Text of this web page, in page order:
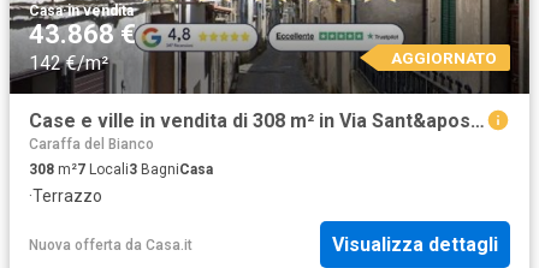
Casa·in vendita
43.868 €
142 €/m² AGGIORNATO
Case e ville in vendita di 308 m² in Via Sant&apos Elia
Caraffa del Bianco
308 m²7 Locali3 BagniCasa
·Terrazzo
Nuova offerta da Casa.it Visualizza dettagli